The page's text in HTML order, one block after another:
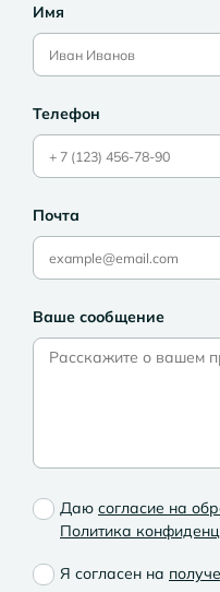
Имя
Телефон
Почта
Ваше сообщение
Даю согласие на
Политика
Я согласен на